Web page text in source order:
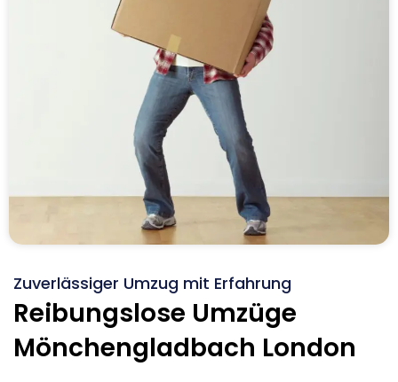
Zuverlässiger Umzug mit Erfahrung
Reibungslose Umzüge
Mönchengladbach London